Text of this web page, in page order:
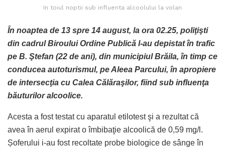
In toiul noptii sub influenta alcoolului la volan
În noaptea de 13 spre 14 august, la ora 02.25, poliţişti
din cadrul Biroului Ordine Publică l-au depistat în trafic
pe B. Ştefan (22 de ani), din municipiul Brăila, în timp ce
conducea autoturismul, pe Aleea Parcului, în apropiere
de intersecţia cu Calea Călăraşilor, fiind sub influenţa
băuturilor alcoolice.
Acesta a fost testat cu aparatul etilotest şi a rezultat că
avea în aerul expirat o îmbibaţie alcoolică de 0,59 mg/l.
Șoferului i-au fost recoltate probe biologice de sânge în